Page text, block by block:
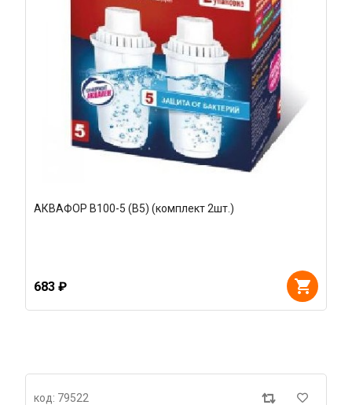
АКВАФОР В100-5 (В5) (комплект 2шт.)
683 ₽
код: 79522